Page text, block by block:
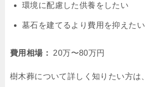
環境に配慮した供養をしたい
墓石を建てるより費用を抑えたい
費用相場： 20万〜80万円
樹木葬について詳しく知りたい方は、